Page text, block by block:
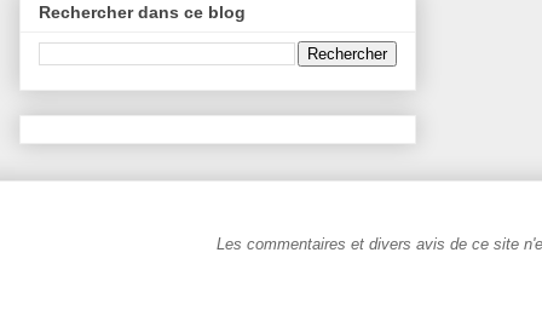
Rechercher dans ce blog
Les commentaires et divers avis de ce site